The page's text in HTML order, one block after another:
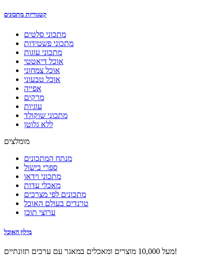
קטגוריות מתכונים
מתכוני סלטים
מתכוני פשטידות
מתכוני עוגות
אוכל דיאטטי
אוכל צמחוני
אוכל טבעוני
אפייה
מרקים
עוגיות
מתכוני שוקולד
ללא גלוטן
מומלצים
מנתח המתכונים
ספרי בישול
מתכוני וידאו
מאכלי עדות
מתכונים לפי מצרכים
טרנדים בעולם האוכל
ערוצי תוכן
מילון האוכל
מעל 10,000 מוצרים ומאכלים במאגר עם ערכים תזונתיים!